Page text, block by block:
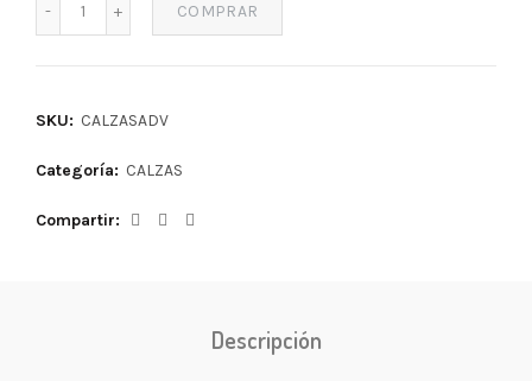
COMPRAR
SKU: CALZASADV
Categoría: CALZAS
Compartir
Descripción